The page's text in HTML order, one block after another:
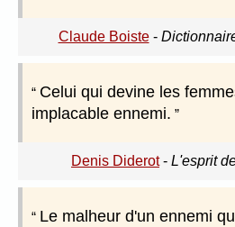
Claude Boiste-
Celui qui devine les
implacable ennemi.
Denis Diderot- L'esprit
Le malheur d'un ennemi